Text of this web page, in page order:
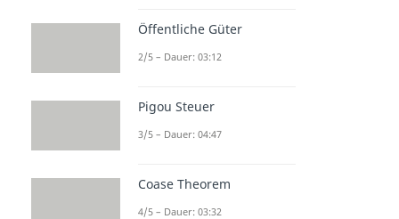
Öffentliche Güter
2/5 – Dauer: 03:12
Pigou Steuer
3/5 – Dauer: 04:47
Coase Theorem
4/5 – Dauer: 03:32